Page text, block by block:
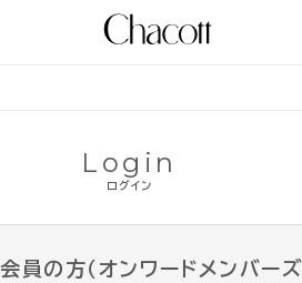
ログイン
Login
会員の方（オンワードメンバーズ